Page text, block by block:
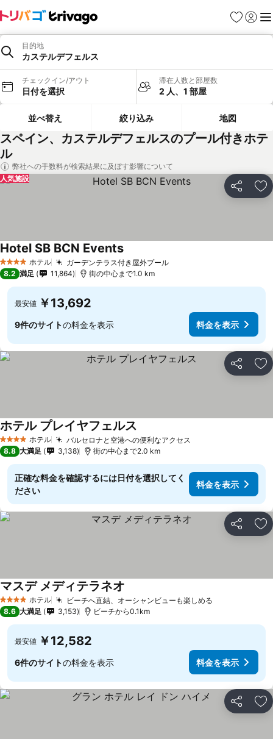
お気に入り
ログイ
メ
目的地
カステルデフェルス
チェックイン/アウト
日付を選択
滞在人数と部屋数
2 人、1 部屋
並べ替え 絞り込み 地図
スペイン、カステルデフェルスのプール付きホテ
ル
弊社への手数料が検索結果に及ぼす影響について
シェア お
人気施設
4 ホテルのランク
ホテル ガーデンテラス付き屋外プール
Hotel SB BCN Events
8.2 満足 11,864 街の中心まで1.0 km
最安値 ￥13,692
9件のサイトの料金を表示 料金を表示
シェア お
4 ホテルのランク
ホテル バルセロナと空港への便利なアクセス
ホテル プレイヤフェルス
8.8 大満足 3,138 街の中心まで2.0 km
正確な料金を確認するには日付を選択してく
ださい
料金を表示
シェア お
4 ホテルのランク
ホテル ビーチへ直結、オーシャンビューも楽しめる
マスデ メディテラネオ
8.6 大満足 3,153 ビーチから0.1km
最安値 ￥12,582
6件のサイトの料金を表示 料金を表示
シェア お